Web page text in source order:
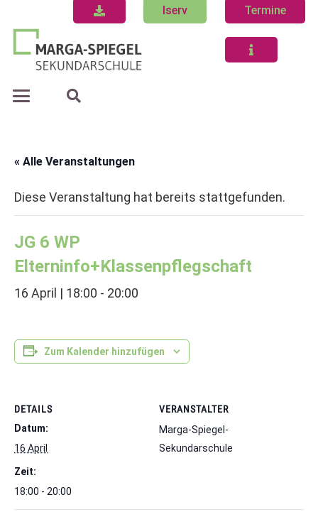
Iserv Termine
« Alle Veranstaltungen
Diese Veranstaltung hat bereits stattgefunden.
JG 6 WP
Elterninfo+Klassenpflegschaft
16 April | 18:00 - 20:00
Zum Kalender hinzufügen
DETAILS
Datum:
16 April
Zeit:
18:00 - 20:00
VERANSTALTER
Marga-Spiegel-
Sekundarschule